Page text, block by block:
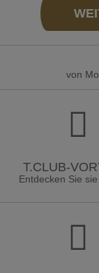
von
T.CLUB-
Entdecken Sie